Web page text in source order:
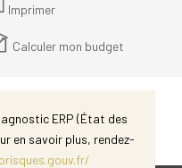
Imprimer
Calculer mon budget
ERP (État des
en savoir plus, rendez-